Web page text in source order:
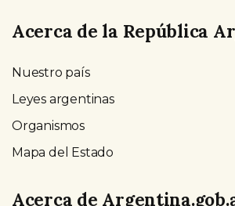
Acerca de la República
Nuestro país
Leyes argentinas
Organismos
Mapa del Estado
Acerca de